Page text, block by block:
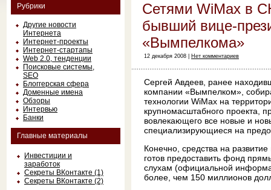
Рубрики
Другие новости
Интернета
Интернет-проекты
Интернет-стартапы
Web 2.0, тенденции
Поисковые системы,
SEO
Блоггерская сфера
Доменные имена
Обзоры
Интервью
Банки
Главные материалы
Инвестиции и
заработок
Секреты ВКонтакте (1)
Секреты ВКонтакте (2)
Сетями WiMax в
бывший вице-
«Вымпелкома»
12 декабря 2008 | Нет комментариев
Сергей Авдеев, ранее
компании «Вымпелком»,
технологии WiMax на
крупномасштабного проекта,
вовлекающего все новые и
специализирующиеся на
Конечно, средства на
готов предоставить фонд
слухам (официальной
более, чем 150 миллионов